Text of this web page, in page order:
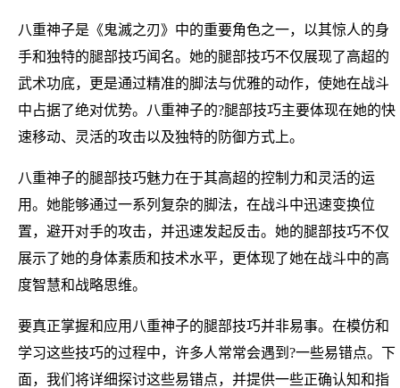
八重神子是《鬼滅之刃》中的重要角色之一，以其惊人的身
手和独特的腿部技巧闻名。她的腿部技巧不仅展现了高超的
武术功底，更是通过精准的脚法与优雅的动作，使她在战斗
中占据了绝对优势。八重神子的?腿部技巧主要体现在她的快
速移动、灵活的攻击以及独特的防御方式上。
八重神子的腿部技巧魅力在于其高超的控制力和灵活的运
用。她能够通过一系列复杂的脚法，在战斗中迅速变换位
置，避开对手的攻击，并迅速发起反击。她的腿部技巧不仅
展示了她的身体素质和技术水平，更体现了她在战斗中的高
度智慧和战略思维。
要真正掌握和应用八重神子的腿部技巧并非易事。在模仿和
学习这些技巧的过程中，许多人常常会遇到?一些易错点。下
面，我们将详细探讨这些易错点，并提供一些正确认知和指